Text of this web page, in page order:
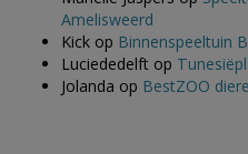
Amelisweerd
Kick op Binnenspeeltuin
Luciededelft op
Jolanda op BestZOO